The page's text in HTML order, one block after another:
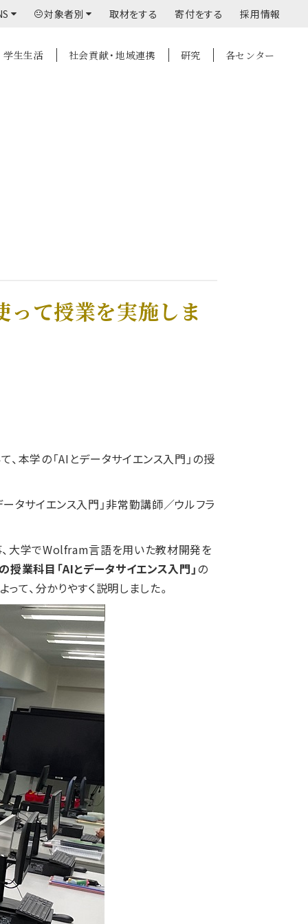
対象者別 取材をする 寄付をする 採用情報
学生生活 社会貢献・地域連携 研究 各センター
て授業を実施しま
、本学の「AIとデータサイエンス入門」の授
サイエンス入門」非常勤講師／ウルフラ
大学でWolfram言語を用いた教材開発を
授業科目「AIとデータサイエンス入門」の
て、分かりやすく説明しました。